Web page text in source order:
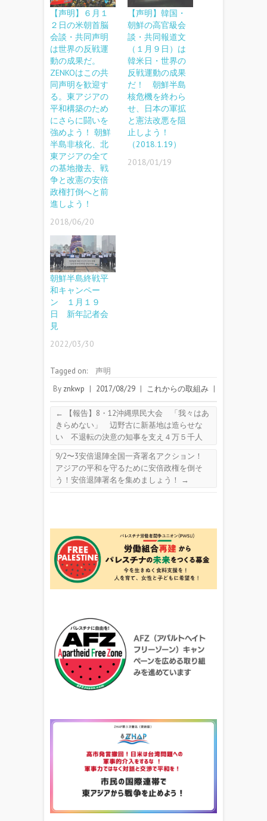
【声明】６月１
２日の米朝首脳
会談・共同声明
は世界の反戦運
動の成果だ。
ZENKOはこの共
同声明を歓迎す
る。東アジアの
平和構築のため
にさらに闘いを
強めよう！ 朝鮮
半島非核化、北
東アジアの全て
の基地撤去、戦
争と改憲の安倍
政権打倒へと前
進しよう！
2018/06/20
【声明】韓国・
朝鮮の高官級会
談・共同報道文
（１月９日）は
韓米日・世界の
反戦運動の成果
だ！ 朝鮮半島
核危機を終わら
せ、日本の軍拡
と憲法改悪を阻
止しよう！
（2018.1.19）
2018/01/19
朝鮮半島終戦平
和キャンペー
ン １月１９
日 新年記者会
見
2022/03/30
Tagged on:
声明
By znkwp | 2017/08/29 | これからの取組み |
←
【報告】8・12沖縄県民大会 「我々はあ
きらめない」 辺野古に新基地は造らせな
い 不退転の決意の知事を支え４万５千人
9/2〜3安倍退陣全国一斉署名アクション！
アジアの平和を守るために安倍政権を倒そ
う！安倍退陣署名を集めましょう！
→